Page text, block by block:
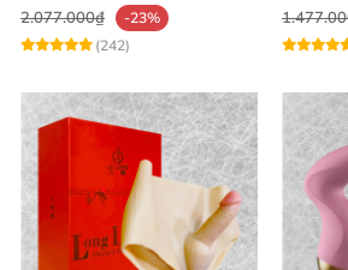
2.077.000₫
-23%
(242)